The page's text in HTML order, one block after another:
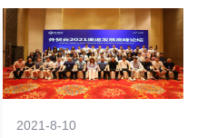
2021-8-10